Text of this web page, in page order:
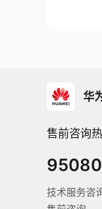
华
售前咨询
技术服务咨